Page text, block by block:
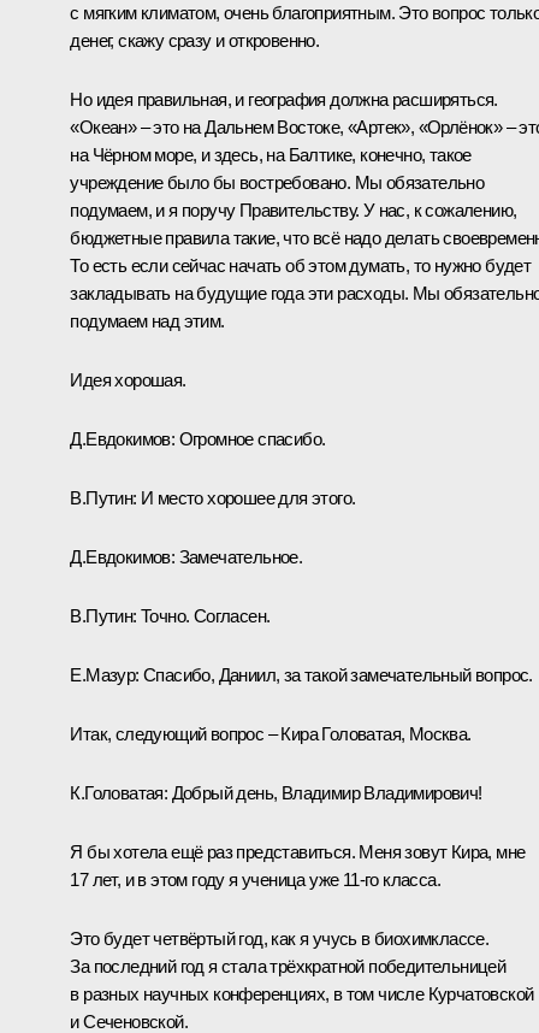
с мягким климатом, очень благоприятным. Это вопрос
денег, скажу сразу и откровенно.
Но идея правильная, и география должна расширяться.
«Океан» ‒ это на Дальнем Востоке, «Артек», «Орлёнок» ‒
на Чёрном море, и здесь, на Балтике, конечно, такое
учреждение было бы востребовано. Мы обязательно
подумаем, и я поручу Правительству. У нас, к сожалению,
бюджетные правила такие, что всё надо делать
То есть если сейчас начать об этом думать, то нужно будет
закладывать на будущие года эти расходы. Мы
подумаем над этим.
Идея хорошая.
Д.Евдокимов: Огромное спасибо.
В.Путин: И место хорошее для этого.
Д.Евдокимов: Замечательное.
В.Путин: Точно. Согласен.
Е.Мазур: Спасибо, Даниил, за такой замечательный вопрос.
Итак, следующий вопрос ‒ Кира Головатая, Москва.
К.Головатая: Добрый день, Владимир Владимирович!
Я бы хотела ещё раз представиться. Меня зовут Кира, мне
17 лет, и в этом году я ученица уже 11-го класса.
Это будет четвёртый год, как я учусь в биохимклассе.
За последний год я стала трёхкратной победительницей
в разных научных конференциях, в том числе Курчатовской
и Сеченовской.